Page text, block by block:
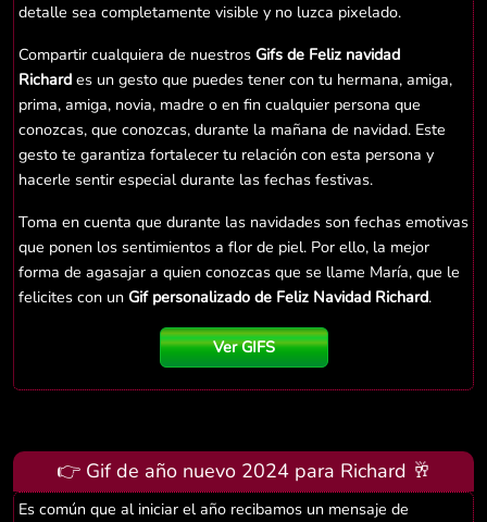
detalle sea completamente visible y no luzca pixelado.
Compartir cualquiera de nuestros Gifs de Feliz navidad
Richard es un gesto que puedes tener con tu hermana, amiga,
prima, amiga, novia, madre o en fin cualquier persona que
conozcas, que conozcas, durante la mañana de navidad. Este
gesto te garantiza fortalecer tu relación con esta persona y
hacerle sentir especial durante las fechas festivas.
Toma en cuenta que durante las navidades son fechas emotivas
que ponen los sentimientos a flor de piel. Por ello, la mejor
forma de agasajar a quien conozcas que se llame María, que le
felicites con un Gif personalizado de Feliz Navidad Richard.
Ver GIFS
👉 Gif de año nuevo 2024 para Richard 🥂
Es común que al iniciar el año recibamos un mensaje de